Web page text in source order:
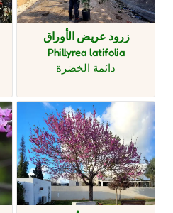
زرود عريض الأوراق
Phillyrea latifolia
دائمة الخضرة